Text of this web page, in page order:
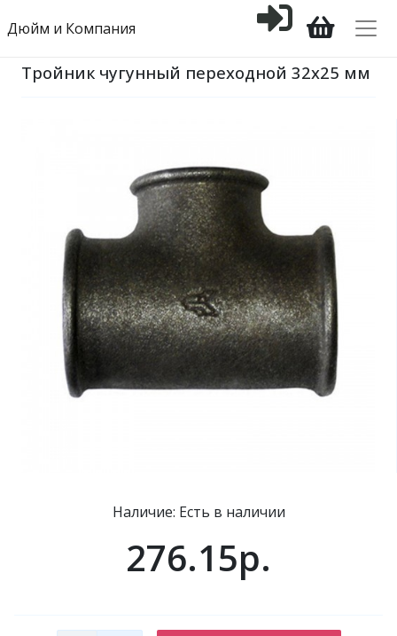
Дюйм и Компания
Тройник чугунный переходной 32х25 мм
Наличие: Есть в наличии
276.15р.